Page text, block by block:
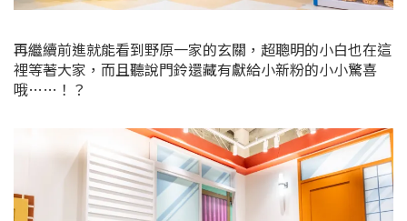
再繼續前進就能看到野原一家的玄關，超聰明的小白也在這
裡等著大家，而且聽說門鈴還藏有獻給小新粉的小小驚喜
哦……！？